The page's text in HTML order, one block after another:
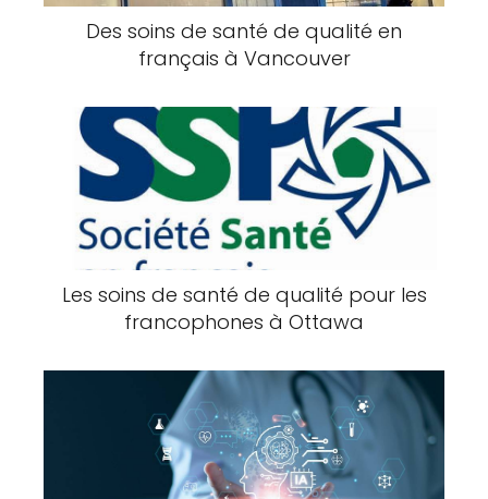
Des soins de santé de qualité en
français à Vancouver
Les soins de santé de qualité pour les
francophones à Ottawa